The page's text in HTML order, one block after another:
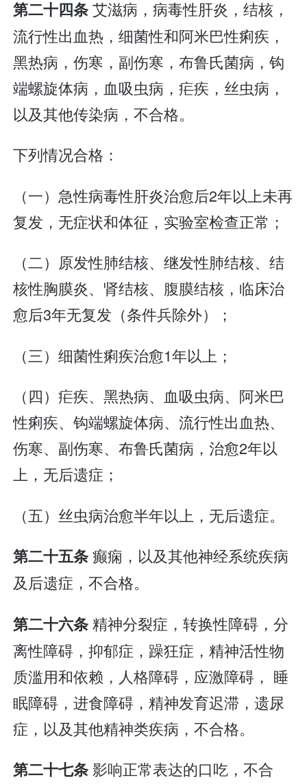
第二十四条艾滋病，病毒性肝炎，结核，
流行性出血热，细菌性和阿米巴性痢疾，
黑热病，伤寒，副伤寒，布鲁氏菌病，钩
端螺旋体病，血吸虫病，疟疾，丝虫病，
以及其他传染病，不合格。
下列情况合格：
（一）急性病毒性肝炎治愈后2年以上未再
复发，无症状和体征，实验室检查正常；
（二）原发性肺结核、继发性肺结核、结
核性胸膜炎、肾结核、腹膜结核，临床治
愈后3年无复发（条件兵除外）；
（三）细菌性痢疾治愈1年以上；
（四）疟疾、黑热病、血吸虫病、阿米巴
性痢疾、钩端螺旋体病、流行性出血热、
伤寒、副伤寒、布鲁氏菌病，治愈2年以
上，无后遗症；
（五）丝虫病治愈半年以上，无后遗症。
第二十五条癫痫，以及其他神经系统疾病
及后遗症，不合格。
第二十六条精神分裂症，转换性障碍，分
离性障碍，抑郁症，躁狂症，精神活性物
质滥用和依赖，人格障碍，应激障碍， 睡
眠障碍，进食障碍，精神发育迟滞，遗尿
症，以及其他精神类疾病，不合格。
第二十七条影响正常表达的口吃，不合